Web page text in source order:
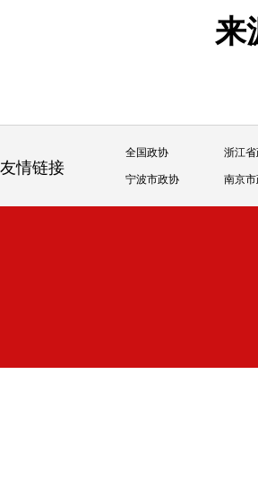
友情链接
全国政协 浙江
宁波市政协 南京